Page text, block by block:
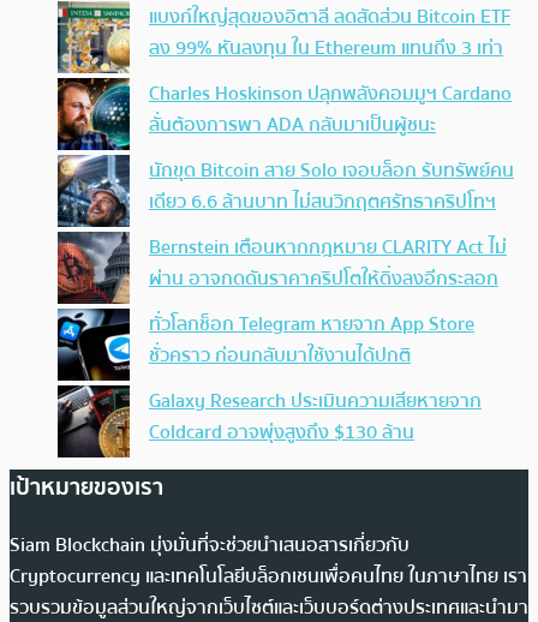
แบงก์ใหญ่สุดของอิตาลี ลดสัดส่วน Bitcoin ETF
ลง 99% หันลงทุน ใน Ethereum แทนถึง 3 เท่า
Charles Hoskinson ปลุกพลังคอมมูฯ Cardano
ลั่นต้องการพา ADA กลับมาเป็นผู้ชนะ
นักขุด Bitcoin สาย Solo เจอบล็อก รับทรัพย์คน
เดียว 6.6 ล้านบาท ไม่สนวิกฤตศรัทธาคริปโทฯ
Bernstein เตือนหากกฎหมาย CLARITY Act ไม่
ผ่าน อาจกดดันราคาคริปโตให้ดิ่งลงอีกระลอก
ทั่วโลกช็อก Telegram หายจาก App Store
ชั่วคราว ก่อนกลับมาใช้งานได้ปกติ
Galaxy Research ประเมินความเสียหายจาก
Coldcard อาจพุ่งสูงถึง $130 ล้าน
เป้าหมายของเรา
Siam Blockchain มุ่งมั่นที่จะช่วยนำเสนอสารเกี่ยวกับ
Cryptocurrency และเทคโนโลยีบล็อกเชนเพื่อคนไทย ในภาษาไทย เรา
รวบรวมข้อมูลส่วนใหญ่จากเว็บไซต์และเว็บบอร์ดต่างประเทศและนำมา